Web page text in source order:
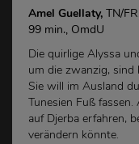
Amel Guellaty, TN/
99 min., OmdU
Die quirlige Alyssa
um die zwanzig, sind
Sie will im Ausland
Tunesien Fuß
auf Djerba erfahren,
verändern könnte.